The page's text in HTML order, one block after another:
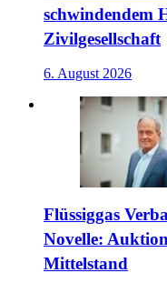
schwindendem
Zivilgesellschaft
6. August 2026
Flüssiggas
Novelle:
Mittelstand